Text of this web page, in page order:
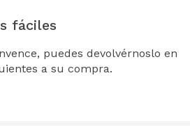
fáciles
puedes devolvérnoslo en
a su compra.